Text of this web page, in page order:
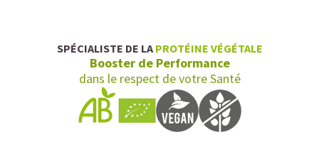
Cacao pur, café expresso et lait végétal fusionnent dans
une boisson veloutée et énergisante.
Une vraie caresse chocolatée, riche en protéines, léger
pour ne jamais peser.
Pour les accros au chocolat qui veulent booster leurs
journées avec goût et équilibre.
SPÉCIALISTE DE LA PROTÉINE VÉGÉTALE
Booster de Performance
dans le respect de votre Santé